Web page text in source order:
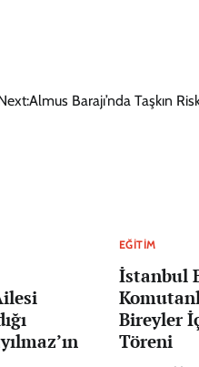
Almus Barajı’nda Taşkın
EĞITIM
İstanbul
Bireyler
Töreni